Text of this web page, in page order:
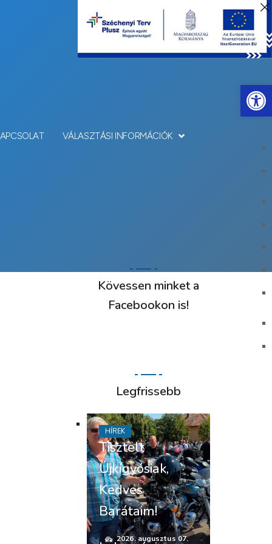
VÁLASZTÁSI INFORMÁCIÓK
Kövessen minket a
Facebookon is!
Legfrissebb
Tisztelt
Újkígyósiak,
Kedves
Barátaim!
2026. augusztus 07.
HÍREK